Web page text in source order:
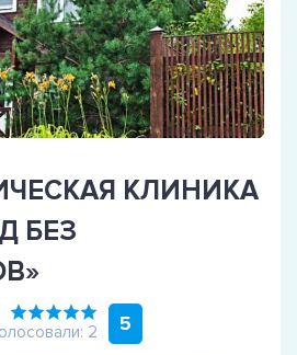
КЛИНИКА
БЕЗ
2 5